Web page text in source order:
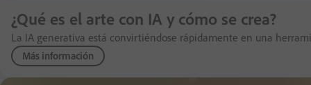
¿Qué es el arte con IA y cómo se crea?
La IA generativa está convirtiéndose rápidamente en una
Más información